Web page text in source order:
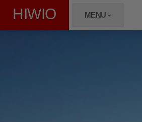
HIWIO MENU